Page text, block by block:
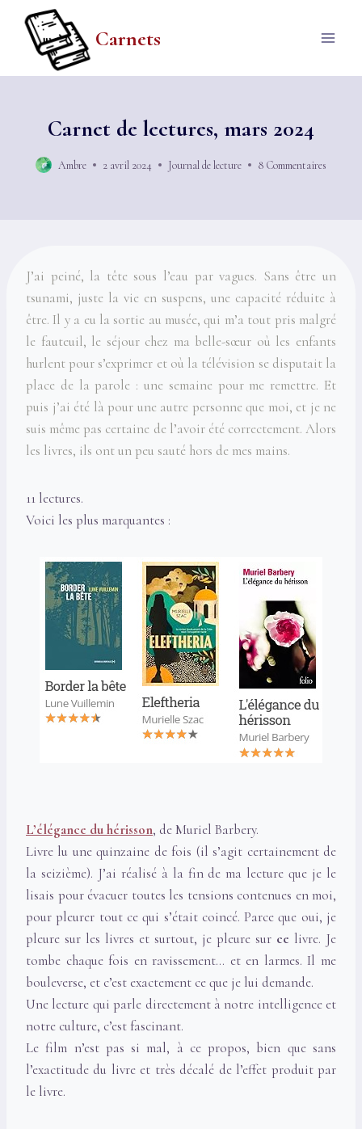
contenu
Carnets
Carnet de lectures, mars 2024
Ambre 2 avril 2024 Journal de lecture 8 Commentaires
J’ai peiné, la tête sous l’eau par vagues. Sans être un
tsunami, juste la vie en suspens, une capacité réduite à
être. Il y a eu la sortie au musée, qui m’a tout pris malgré
le fauteuil, le séjour chez ma belle-sœur où les enfants
hurlent pour s’exprimer et où la télévision se disputait la
place de la parole : une semaine pour me remettre. Et
puis j’ai été là pour une autre personne que moi, et je ne
suis même pas certaine de l’avoir été correctement. Alors
les livres, ils ont un peu sauté hors de mes mains.
11 lectures.
Voici les plus marquantes :
L’élégance du hérisson, de Muriel Barbery.
Livre lu une quinzaine de fois (il s’agit certainement de
la seizième). J’ai réalisé à la fin de ma lecture que je le
lisais pour évacuer toutes les tensions contenues en moi,
pour pleurer tout ce qui s’était coincé. Parce que oui, je
pleure sur les livres et surtout, je pleure sur ce livre. Je
tombe chaque fois en ravissement… et en larmes. Il me
bouleverse, et c’est exactement ce que je lui demande.
Une lecture qui parle directement à notre intelligence et
notre culture, c’est fascinant.
Le film n’est pas si mal, à ce propos, bien que sans
l’exactitude du livre et très décalé de l’effet produit par
le livre.